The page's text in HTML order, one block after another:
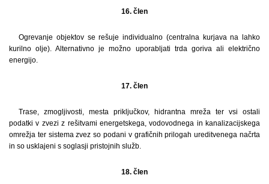
16. člen
Ogrevanje objektov se rešuje individualno (centralna kurjava na lahko
kurilno olje). Alternativno je možno uporabljati trda goriva ali električno
energijo.
17. člen
Trase, zmogljivosti, mesta priključkov, hidrantna mreža ter vsi ostali
podatki v zvezi z rešitvami energetskega, vodovodnega in kanalizacijskega
omrežja ter sistema zvez so podani v grafičnih prilogah ureditvenega načrta
in so usklajeni s soglasji pristojnih služb.
18. člen